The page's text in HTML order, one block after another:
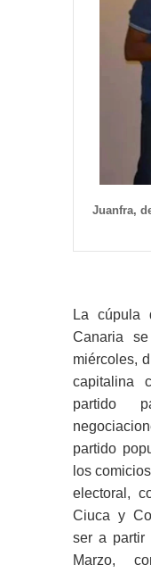
Juanfra,
La cúpula
Canaria
miércoles,
capitalina
partido
partido
los
electoral,
Ciuca y
ser a partir
Marzo,